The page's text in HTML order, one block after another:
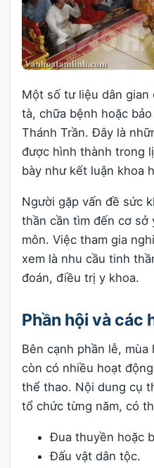
Một số tư liệu dân gian
tà, chữa bệnh hoặc
Thánh Trần. Đây là
được hình thành trong
bày như kết luận khoa
Người gặp vấn đề sức
thần cần tìm đến cơ sở
môn. Việc tham gia
xem là nhu cầu tinh
đoán, điều trị y khoa.
Phần hội và các
Bên cạnh phần lễ, mùa
còn có nhiều hoạt
thể thao. Nội dung cụ
tổ chức từng năm, có
Đua thuyền hoặc
Đấu vật dân tộc.